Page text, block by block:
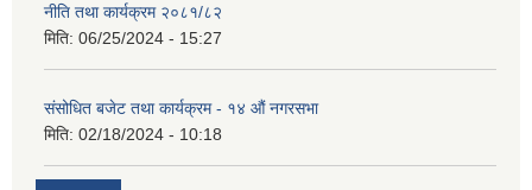
नीति तथा कार्यक्रम २०८१/८२
मिति: 06/25/2024 - 15:27
संसोधित बजेट तथा कार्यक्रम - १४ औं नगरसभा
मिति: 02/18/2024 - 10:18